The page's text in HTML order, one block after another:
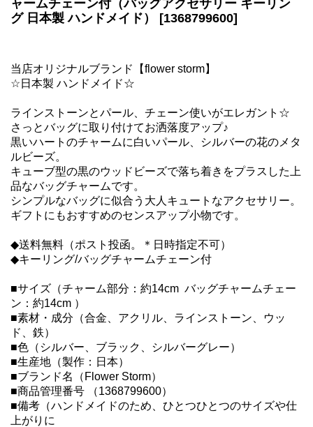
ャームチェーン付（バッグアクセサリー キーリン
グ 日本製 ハンドメイド） [1368799600]
当店オリジナルブランド【flower storm】
☆日本製 ハンドメイド☆
ラインストーンとパール、チェーン使いがエレガント☆
さっとバッグに取り付けてお洒落度アップ♪
黒いハートのチャームに白いパール、シルバーの花のメタ
ルビーズ。
キューブ型の黒のウッドビーズで落ち着きをプラスした上
品なバッグチャームです。
シンプルなバッグに似合う大人キュートなアクセサリー。
ギフトにもおすすめのセンスアップ小物です。
◆送料無料（ポスト投函。＊日時指定不可）
◆キーリング/バッグチャームチェーン付
■サイズ（チャーム部分：約14cm バッグチャームチェー
ン：約14cm ）
■素材・成分（合金、アクリル、ラインストーン、ウッ
ド、鉄）
■色（シルバー、ブラック、シルバーグレー）
■生産地（製作：日本）
■ブランド名（Flower Storm）
■商品管理番号 （1368799600）
■備考（ハンドメイドのため、ひとつひとつのサイズや仕
上がりに